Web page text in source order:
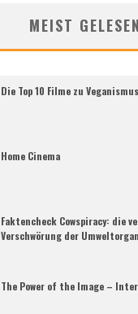
MEIST GELESEN
Die Top 10 Filme zu Veganismus
Home Cinema
Faktencheck Cowspiracy: die
Verschwörung der
The Power of the Image –